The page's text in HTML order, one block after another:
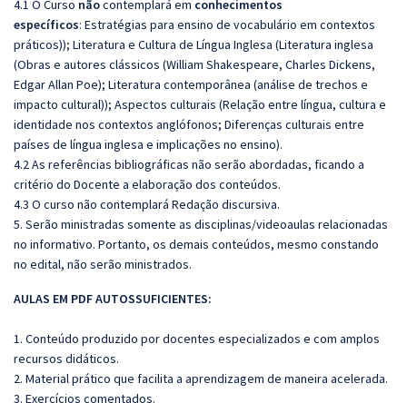
4.1 O Curso nãocontemplará em conhecimentos
específicos: Estratégias para ensino de vocabulário em contextos
práticos)); Literatura e Cultura de Língua Inglesa (Literatura inglesa
(Obras e autores clássicos (William Shakespeare, Charles Dickens,
Edgar Allan Poe); Literatura contemporânea (análise de trechos e
impacto cultural)); Aspectos culturais (Relação entre língua, cultura e
identidade nos contextos anglófonos; Diferenças culturais entre
países de língua inglesa e implicações no ensino).
4.2 As referências bibliográficas não serão abordadas, ficando a
critério do Docente a elaboração dos conteúdos.
4.3 O curso não contemplará Redação discursiva.
5. Serão ministradas somente as disciplinas/videoaulas relacionadas
no informativo. Portanto, os demais conteúdos, mesmo constando
no edital, não serão ministrados.
AULAS EM PDF AUTOSSUFICIENTES:
1. Conteúdo produzido por docentes especializados e com amplos
recursos didáticos.
2. Material prático que facilita a aprendizagem de maneira acelerada.
3. Exercícios comentados.